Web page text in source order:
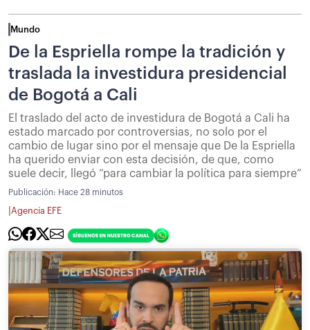
Mundo
De la Espriella rompe la tradición y
traslada la investidura presidencial
de Bogotá a Cali
El traslado del acto de investidura de Bogotá a Cali ha
estado marcado por controversias, no solo por el
cambio de lugar sino por el mensaje que De la Espriella
ha querido enviar con esta decisión, de que, como
suele decir, llegó “para cambiar la política para siempre”
Publicación: Hace 28 minutos
Agencia EFE